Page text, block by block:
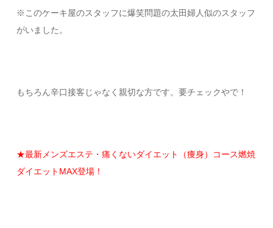
※このケーキ屋のスタッフに爆笑問題の太田婦人似のスタッフ
がいました。
もちろん辛口接客じゃなく親切な方です。要チェックやで！
★最新メンズエステ・痛くないダイエット（痩身）コース燃焼
ダイエットMAX登場！